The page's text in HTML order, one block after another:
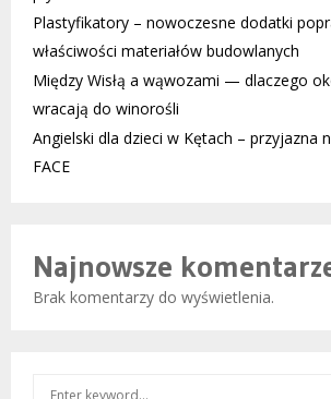
Plastyfikatory – nowoczesne dodatki
właściwości materiałów budowlanych
Między Wisłą a wąwozami — dlaczego
wracają do winorośli
Angielski dla dzieci w Kętach – przyjazna
FACE
Najnowsze
Brak komentarzy do wyświetlenia.